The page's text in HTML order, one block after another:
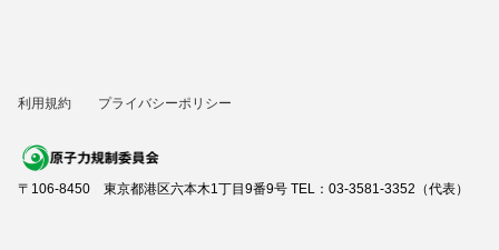
利用規約 プライバシーポリシー
〒106-8450 東京都港区六本木1丁目9番9号 TEL：03-3581-3352（代表）